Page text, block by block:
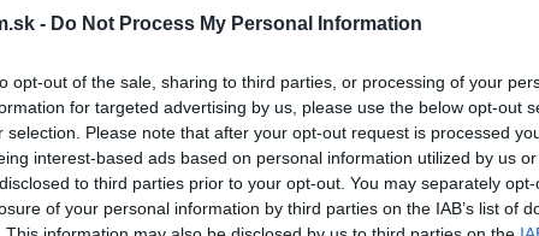
- Do Not Process My Personal Information
opt-out of the sale, sharing to third parties, or processing of your
for targeted advertising by us, please use the below opt-out
selection. Please note that after your opt-out request is processed
interest-based ads based on personal information utilized by us
to third parties prior to your opt-out. You may separately
of your personal information by third parties on the IAB’s list of
vyplní každú škárku v netesnom spoji.
Poddajná pena pod tlakom ustúpi
Upravte pred lepením spoj niektorou
pevný. Klinkom, kolíkom či